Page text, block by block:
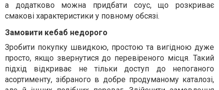
а додатково можна придбати соус, що розкриває
смакові характеристики у повному обсязі.
Замовити кебаб недорого
Зробити покупку швидкою, простою та вигідною дуже
просто, якщо звернутися до перевіреного місця. Такий
підхід відкриває не тільки доступ до непоганого
асортименту, зібраного в добре продуманому каталозі,